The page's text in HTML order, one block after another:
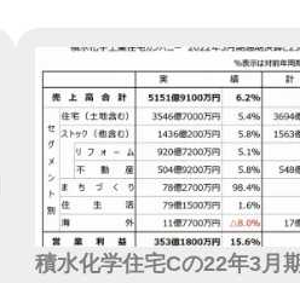
積水化学住宅Cの22年3月